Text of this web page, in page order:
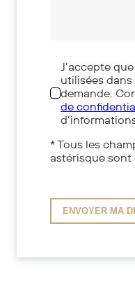
J’accepte
utilisées dans
demande.
de
* Tous les
astérisque sont